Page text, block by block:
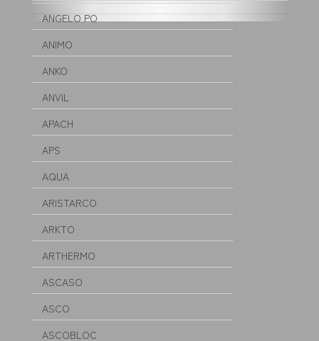
ANGELO PO
ANIMO
ANKO
ANVIL
APACH
APS
AQUA
ARISTARCO
ARKTO
ARTHERMO
ASCASO
ASCO
ASCOBLOC